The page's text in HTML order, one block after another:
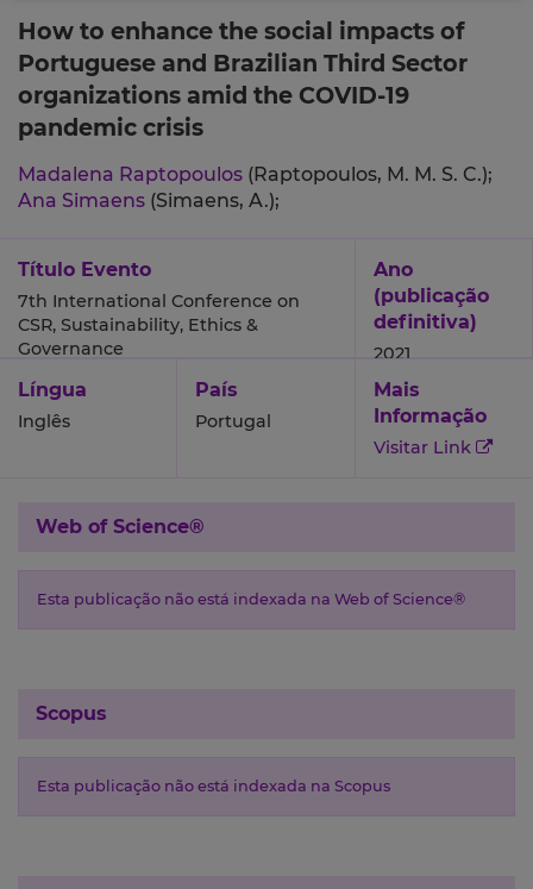
How to enhance the social impacts of
Portuguese and Brazilian Third Sector
organizations amid the COVID-19
pandemic crisis
Madalena Raptopoulos (Raptopoulos, M. M. S. C.);
Ana Simaens (Simaens, A.);
Título Evento
7th International Conference on
CSR, Sustainability, Ethics &
Governance
Ano
(publicação
definitiva)
2021
Língua
Inglês
País
Portugal
Mais
Informação
Visitar Link
Web of Science®
Esta publicação não está indexada na Web of Science®
Scopus
Esta publicação não está indexada na Scopus